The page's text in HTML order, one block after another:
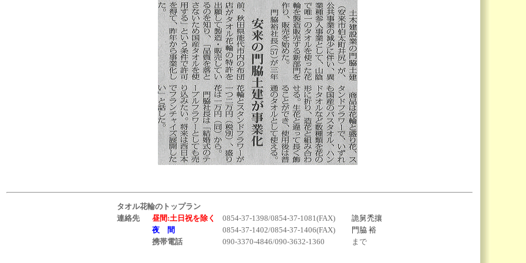
タオル花輪のトップラン
連絡先
昼間:土日祝を除く 0854-37-1398/0854-37-1081(FAX)
詭舅禿攘
夜 間
0854-37-1402/0854-37-1406(FAX)
門脇 裕
携帯電話
090-3370-4846/090-3632-1360 まで